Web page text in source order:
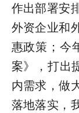
作出部署安
外资企业和
惠政策；今
案》，打出
内需求，做
落地落实，